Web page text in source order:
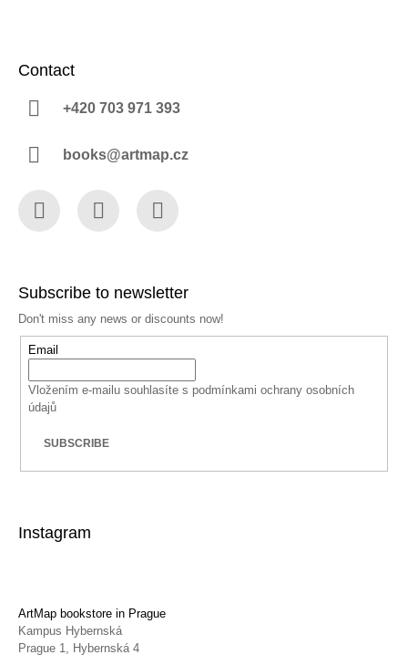
Contact
+420 703 971 393
books@artmap.cz
Subscribe to newsletter
Don't miss any news or discounts now!
Email
Vložením e-mailu souhlasíte s podmínkami ochrany osobních
údajů
SUBSCRIBE
Instagram
ArtMap bookstore in Prague
Kampus Hybernská
Prague 1, Hybernská 4